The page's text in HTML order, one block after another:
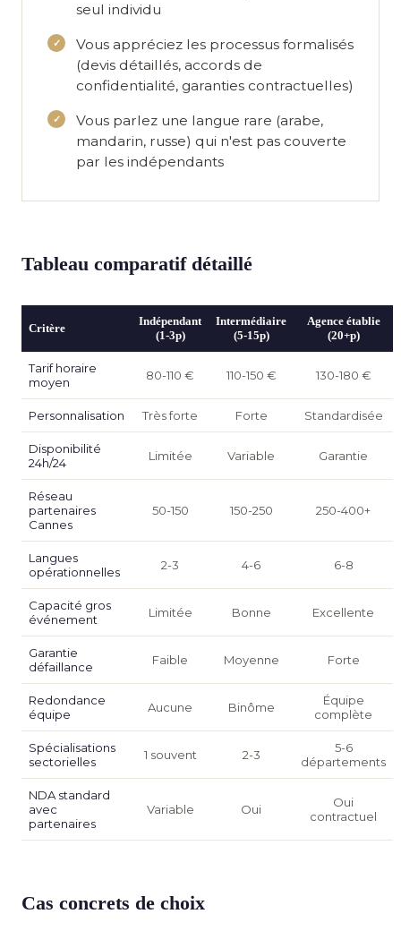
seul individu
Vous appréciez les processus formalisés
(devis détaillés, accords de
confidentialité, garanties contractuelles)
Vous parlez une langue rare (arabe,
mandarin, russe) qui n'est pas couverte
par les indépendants
Tableau comparatif détaillé
Critère
Indépendant
(1-3p)
Intermédiaire
(5-15p)
Agence établie
(20+p)
Tarif horaire
moyen
80-110 € 110-150 € 130-180 €
Personnalisation Très forte Forte Standardisée
Disponibilité
24h/24
Limitée Variable Garantie
Réseau
partenaires
Cannes
50-150 150-250 250-400+
Langues
opérationnelles
2-3 4-6 6-8
Capacité gros
événement
Limitée Bonne Excellente
Garantie
défaillance
Faible Moyenne Forte
Redondance
équipe
Aucune Binôme
Équipe
complète
Spécialisations
sectorielles
1 souvent 2-3
5-6
départements
NDA standard
avec
partenaires
Variable Oui
Oui
contractuel
Cas concrets de choix